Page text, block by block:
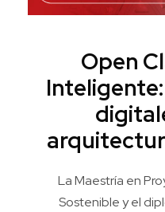
Open
La Maestría en
Sostenible y el